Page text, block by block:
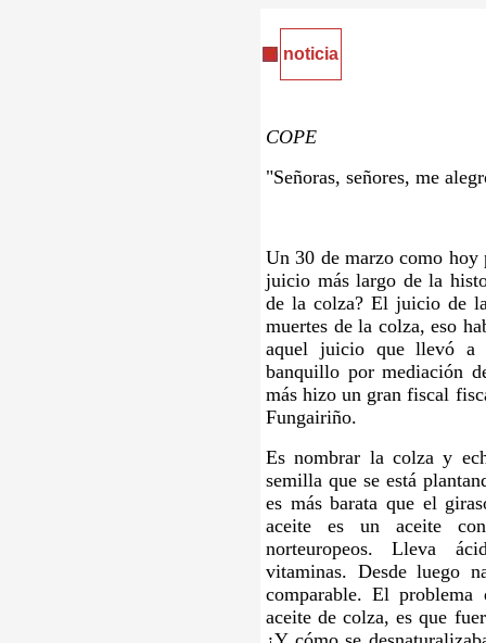
noticia
COPE
"Señoras, señores, me
Un 30 de marzo como hoy
juicio más largo de la
de la colza? El juicio de
muertes de la colza, eso
aquel juicio que llevó a
banquillo por mediación
más hizo un gran fiscal
Fungairiño.
Es nombrar la colza y
semilla que se está
es más barata que el
aceite es un aceite
norteuropeos. Lleva
vitaminas. Desde luego
comparable. El
aceite de colza, es que